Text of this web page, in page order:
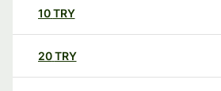
10TRY
20TRY